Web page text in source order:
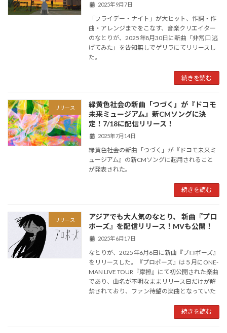
2025年9月7日
「フライデー・ナイト」が大ヒット、作詞・作
曲・アレンジまでをこなす、音楽クリエイター
のなとりが、2025年8月30日に新曲「非常口 逃
げてみた」を告知無しでゲリラにてリリースし
た。
続きを読む
リリース
緑黄色社会の新曲「つづく」が『ドコモ
未来ミュージアム』新CMソングに決
定！7/18に配信リリース！
2025年7月14日
緑黄色社会の新曲「つづく」が『ドコモ未来ミ
ュージアム』の新CMソングに起用されること
が発表された。
続きを読む
リリース
アジアでも大人気のなとり、 新曲『プロ
ポーズ』を配信リリース！MVも公開！
2025年6月17日
なとりが、2025年6月6日に新曲『プロポーズ』
をリリースした。『プロポーズ』は５月にONE-
MAN LIVE TOUR『摩擦』にて初公開された楽曲
であり、曲名が不明なままリリース日だけが解
禁されており、ファン待望の楽曲となっていた
続きを読む